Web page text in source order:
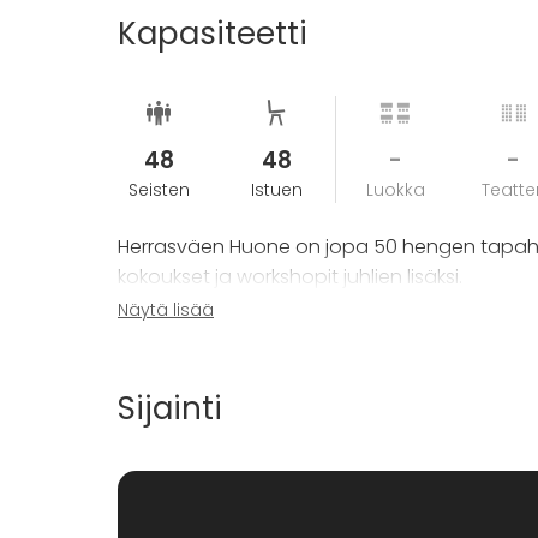
Zetorissa järjestettävien tilaisuuksien
kysy lisää!
Kapasiteetti
48
Seisten
48
Istuen
-
Luokka
-
Herrasväen Huone on jopa 50 hengen
kokoukset ja workshopit juhlien lisäksi.
Näytä lisää
Sijainti